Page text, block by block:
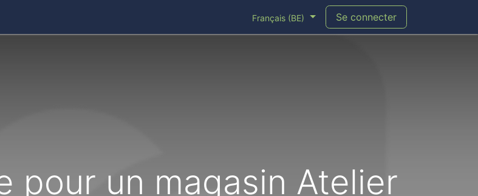
Français (BE) Se connecter
pour un magasin Atelier